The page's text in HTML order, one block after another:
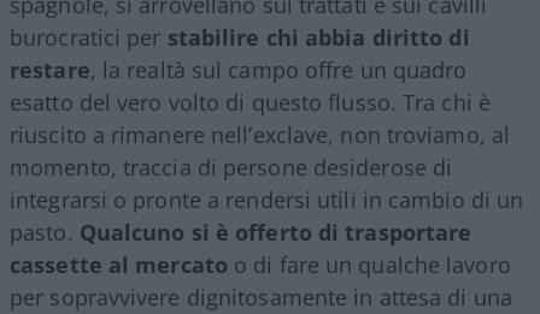
burocratici per stabilire chi abbia diritto di
restare, la realtà sul campo offre un quadro
esatto del vero volto di questo flusso. Tra chi è
riuscito a rimanere nell’exclave, non troviamo, al
momento, traccia di persone desiderose di
integrarsi o pronte a rendersi utili in cambio di un
pasto. Qualcuno si è offerto di trasportare
cassette al mercato o di fare un qualche lavoro
per sopravvivere dignitosamente in attesa di una